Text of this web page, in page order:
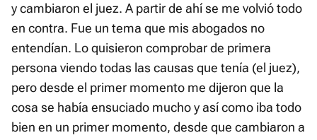
y cambiaron el juez. A partir de ahí se me volvió todo
en contra. Fue un tema que mis abogados no
entendían. Lo quisieron comprobar de primera
persona viendo todas las causas que tenía (el juez),
pero desde el primer momento me dijeron que la
cosa se había ensuciado mucho y así como iba todo
bien en un primer momento, desde que cambiaron a